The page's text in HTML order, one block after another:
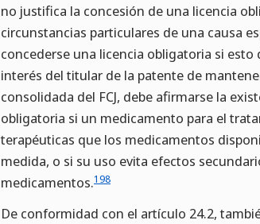
no justifica la concesión de una licencia
circunstancias particulares de una causa
concederse una licencia obligatoria si
interés del titular de la patente de
consolidada del FCJ, debe afirmarse la
obligatoria si un medicamento para el
terapéuticas que los medicamentos
medida, o si su uso evita efectos
medicamentos.198
De conformidad con el artículo 24.2,